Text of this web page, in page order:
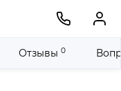
Отзывы 0